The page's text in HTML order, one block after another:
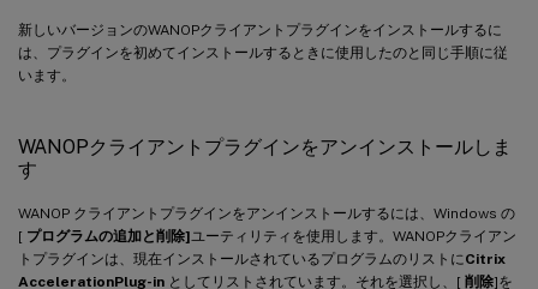
新しいバージョンのWANOPクライアントプラグインをインストールするに
は、プラグインを初めてインストールするときに使用したのと同じ手順に従
います。
WANOPクライアントプラグインをアンインストールしま
す
WANOP クライアントプラグインをアンインストールするには、Windows の
[ プログラムの追加と削除] ユーティリティを使用します。WANOPクライアン
トプラグインは、現在インストールされているプログラムのリストにCitrix
AccelerationPlug-in としてリストされています。それを選択し、[ 削除]を